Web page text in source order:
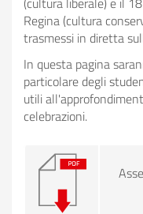
Regina (cultura
trasmessi in diretta
In questa pagina
particolare degli
utili
celebrazioni.